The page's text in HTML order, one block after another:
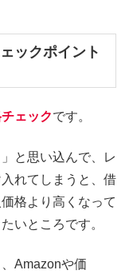
ックポイント
ェックです。
と思い込んで、レ
れてしまうと、借
格より高くなって
いところです。
Amazonや価